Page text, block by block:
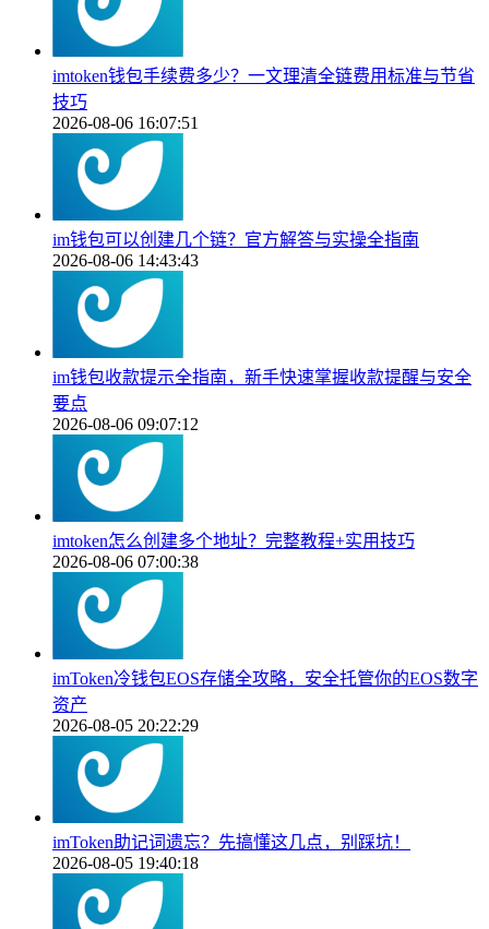
imtoken钱包手续费多少？一文理清全链费用标准与节省
技巧
2026-08-06 16:07:51
im钱包可以创建几个链？官方解答与实操全指南
2026-08-06 14:43:43
im钱包收款提示全指南，新手快速掌握收款提醒与安全
要点
2026-08-06 09:07:12
imtoken怎么创建多个地址？完整教程+实用技巧
2026-08-06 07:00:38
imToken冷钱包EOS存储全攻略，安全托管你的EOS数字
资产
2026-08-05 20:22:29
imToken助记词遗忘？先搞懂这几点，别踩坑！
2026-08-05 19:40:18